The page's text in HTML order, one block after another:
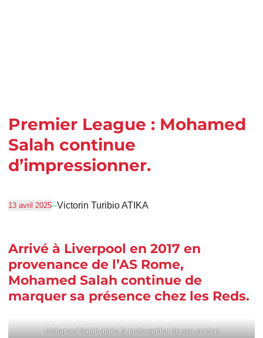
Premier League : Mohamed
Salah continue
d’impressionner.
13 avril 2025–Victorin Turibio ATIKA
Arrivé à Liverpool en 2017 en
provenance de l’AS Rome,
Mohamed Salah continue de
marquer sa présence chez les Reds.
Mohamed Salah après la prolongation de son contrat